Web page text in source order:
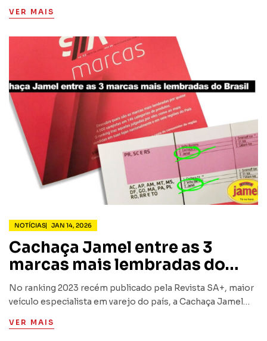
principais varejistas brasileiros.
VER MAIS
NOTÍCIAS JAN 14, 2026
Cachaça Jamel entre as 3
marcas mais lembradas do
Brasil
No ranking 2023 recém publicado pela Revista SA+, maior
veículo especialista em varejo do país, a Cachaça Jamel
Brasil.
VER MAIS